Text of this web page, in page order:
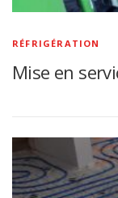
RÉFRIGÉRATION
Mise en